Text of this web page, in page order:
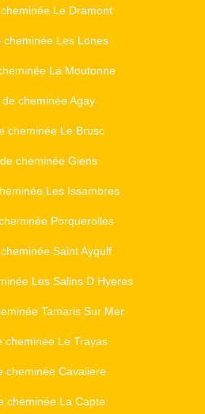
Le Dramont
cheminée Les Lones
La Moutonne
cheminée Agay
cheminée Le Brusc
cheminée Giens
Les Issambres
Porquerolles
Saint Aygulf
Les Salins D Hyeres
Tamaris Sur Mer
cheminée Le Trayas
cheminée Cavaliere
cheminée La Capte